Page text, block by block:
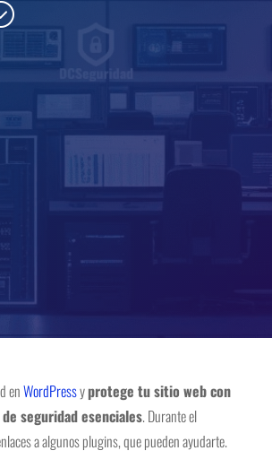
enWordPressyprotege tu sitio web con
seguridad esenciales. Durante el
a algunos plugins, que pueden ayudarte.